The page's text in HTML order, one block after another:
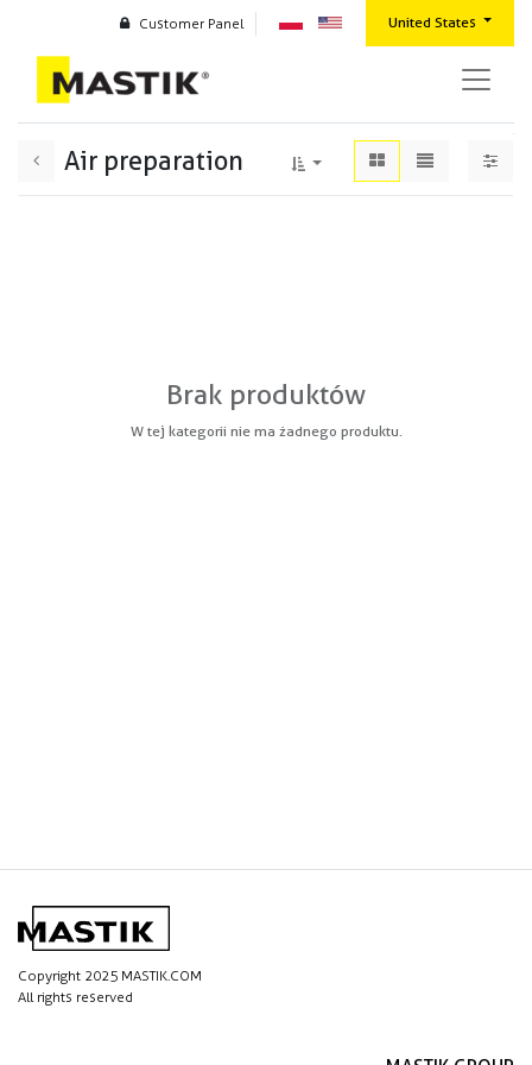
United States
Customer Panel
Air preparation
Brak produktów
W tej kategorii nie ma żadnego produktu.
Copyright 2025 MASTIK.COM
All rights reserved